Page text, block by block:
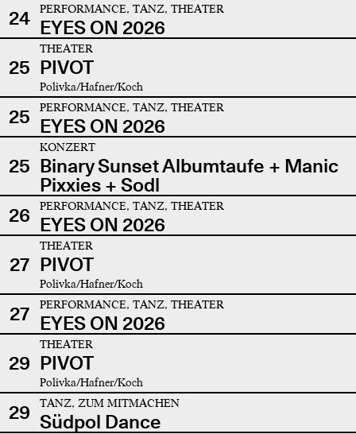
24 PERFORMANCE, TANZ, THEATER
EYES ON 2026
25
THEATER
PIVOT
Polivka/Hafner/Koch
25 PERFORMANCE, TANZ, THEATER
EYES ON 2026
25
KONZERT
Binary Sunset Albumtaufe + Manic
Pixxies + Sodl
26
PERFORMANCE, TANZ, THEATER
EYES ON 2026
27
THEATER
PIVOT
Polivka/Hafner/Koch
27 PERFORMANCE, TANZ, THEATER
EYES ON 2026
29
THEATER
PIVOT
Polivka/Hafner/Koch
29 TANZ, ZUM MITMACHEN
Südpol Dance